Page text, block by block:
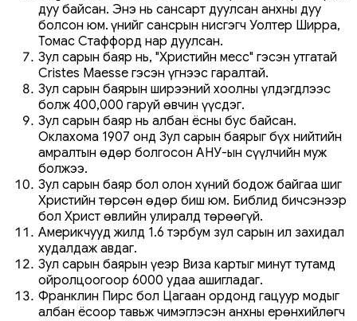
дуу байсан. Энэ нь сансарт дуулсан анхны дуу
болсон юм. Үүнийг сансрын нисгэгч Уолтер Ширра,
Томас Стаффорд нар дуулсан.
Зул сарын баяр нь, "Христийн месс" гэсэн утгатай
Cristes Maesse гэсэн үгнээс гаралтай.
Зул сарын баярын ширээний хоолны үлдэгдлээс
болж 400,000 гаруй өвчин үүсдэг.
Зул сарын баяр нь албан ёсны бус байсан.
Оклахома 1907 онд Зул сарын баярыг бүх нийтийн
амралтын өдөр болгосон АНУ-ын сүүлчийн муж
болжээ.
Зул сарын баяр бол олон хүний ​​бодож байгаа шиг
Христийн төрсөн өдөр биш юм. Библид бичсэнээр
бол Христ өвлийн улиралд төрөөгүй.
Америкчууд жилд 1.6 тэрбум зул сарын ил захидал
худалдаж авдаг.
Зул сарын баярын үеэр Виза картыг минут тутамд
ойролцоогоор 6000 удаа ашигладаг.
Франклин Пирс бол Цагаан ордонд гацуур модыг
албан ёсоор тавьж чимэглэсэн анхны ерөнхийлөгч